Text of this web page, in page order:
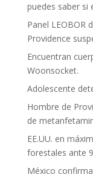
puedes saber si
Panel LEOBOR
Providence
Encuentran
Woonsocket.
Adolescente
Hombre de
de
EE.UU. en
forestales ante
México